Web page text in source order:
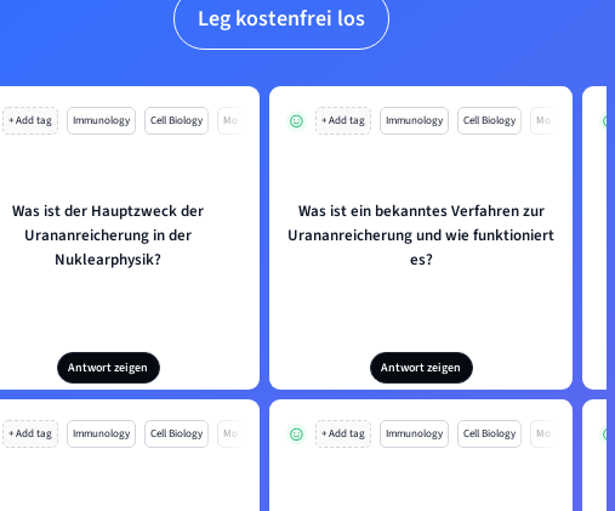
Leg kostenfrei los
+ Add tag Immunology Cell Biology Mo
Was ist der Hauptzweck der
Urananreicherung in der
Nuklearphysik?
Antwort zeigen
+ Add tag Immunology Cell Biology Mo
Was ist ein bekanntes Verfahren zur
Urananreicherung und wie funktioniert
es?
Antwort zeigen
+ Add tag Immunology Cell Biology Mo + Add tag Immunology Cell Biology Mo